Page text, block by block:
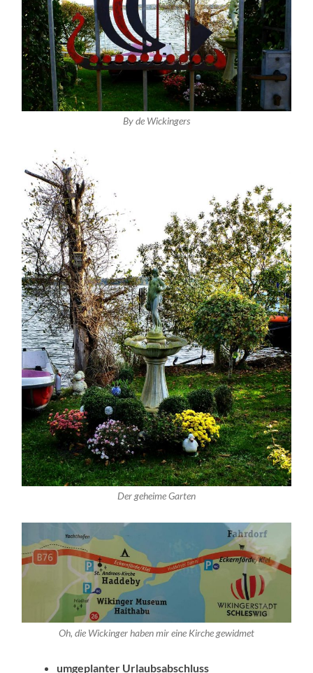
By de Wickingers
Der geheime Garten
Oh, die Wickinger haben mir eine Kirche gewidmet
umgeplanter Urlaubsabschluss